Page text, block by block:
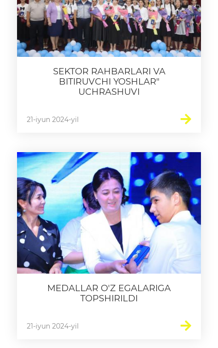
SEKTOR RAHBARLARI VA
BITIRUVCHI YOSHLAR"
UCHRASHUVI
21-iyun 2024-yil
MEDALLAR O'Z EGALARIGA
TOPSHIRILDI
21-iyun 2024-yil